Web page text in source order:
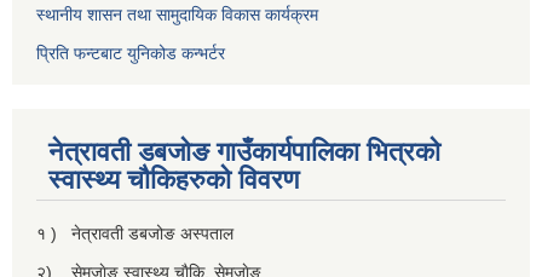
स्थानीय शासन तथा सामुदायिक विकास कार्यक्रम
प्रिति फन्टबाट युनिकोड कन्भर्टर
नेत्रावती डबजाेङ गाउँकार्यपालिका भित्रकाे
स्वास्थ्य चाैकिहरुकाे विवरण
१ ) नेत्रावती डबजोङ अस्पताल
२) सेमजाेङ स्वास्थ्य चाैकि, सेमजाेङ